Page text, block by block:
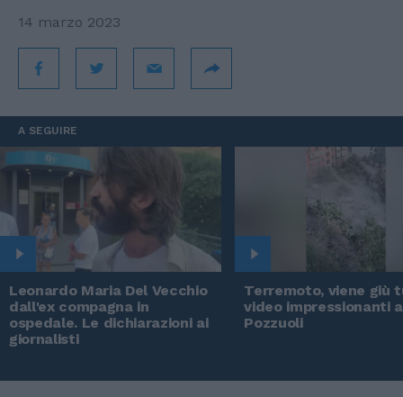
14 marzo 2023
A SEGUIRE
Leonardo Maria Del Vecchio
dall'ex compagna in
ospedale. Le dichiarazioni ai
giornalisti
Terremoto, viene giù
video impressionanti a
Pozzuoli